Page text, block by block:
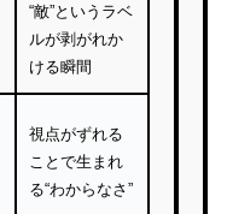
“敵”というラベ
ルが剥がれか
ける瞬間
視点がずれる
ことで生まれ
る“わからなさ”